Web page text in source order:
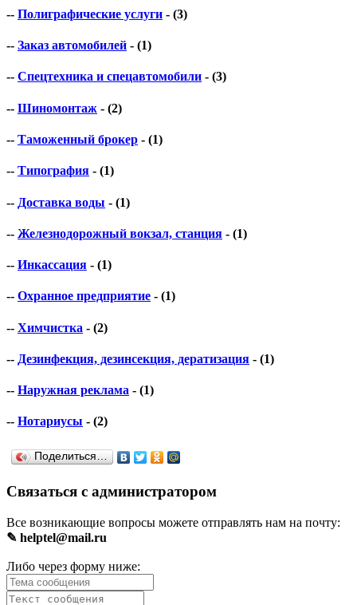
-- Полиграфические услуги - (3)
-- Заказ автомобилей - (1)
-- Спецтехника и спецавтомобили - (3)
-- Шиномонтаж - (2)
-- Таможенный брокер - (1)
-- Типография - (1)
-- Доставка воды - (1)
-- Железнодорожный вокзал, станция - (1)
-- Инкассация - (1)
-- Охранное предприятие - (1)
-- Химчистка - (2)
-- Дезинфекция, дезинсекция, дератизация - (1)
-- Наружная реклама - (1)
-- Нотариусы - (2)
Поделиться…
Связаться с администратором
Все возникающие вопросы можете отправлять нам на почту:
✎ helptel@mail.ru
Либо через форму ниже: